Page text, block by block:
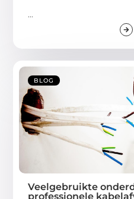
...
BLOG
Veelgebruikte
professionele